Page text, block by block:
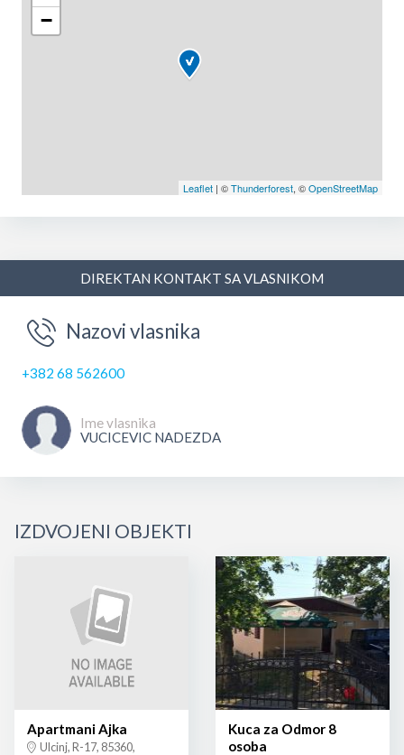
−
Leaflet | ©Thunderforest, ©OpenStreetMap
DIREKTAN KONTAKT SA VLASNIKOM
Nazovi vlasnika
+382 68 562600
Ime vlasnika
VUCICEVIC NADEZDA
IZDVOJENI OBJEKTI
Apartmani Ajka
Ulcinj, R-17, 85360,
Kuca za Odmor 8
osoba